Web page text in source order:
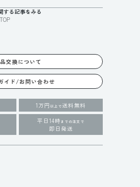
する記事をみる
交換について
イド/お問い合わせ
1万円 以上で送料無料
平日14時 までの注文で
即日発送